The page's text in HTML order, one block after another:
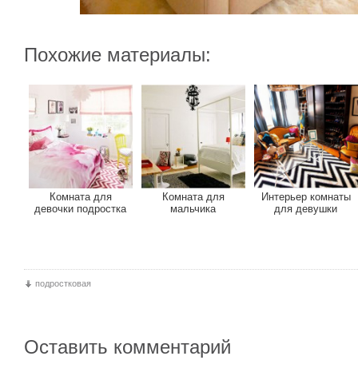
Похожие материалы:
Комната для
девочки подростка
Комната для
мальчика
Интерьер комнаты
для девушки
подростковая
Оставить комментарий